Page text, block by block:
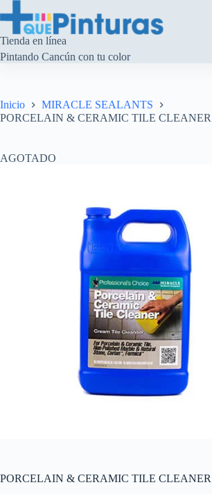
al
contenido
Tienda en línea
Pintando Cancún con tu color
Inicio
MIRACLE SEALANTS
PORCELAIN & CERAMIC TILE CLEANER
AGOTADO
PORCELAIN & CERAMIC TILE CLEANER